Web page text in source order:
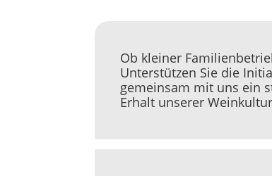
Ob kleiner
Unterstützen Sie die
gemeinsam mit uns ein
Erhalt unserer